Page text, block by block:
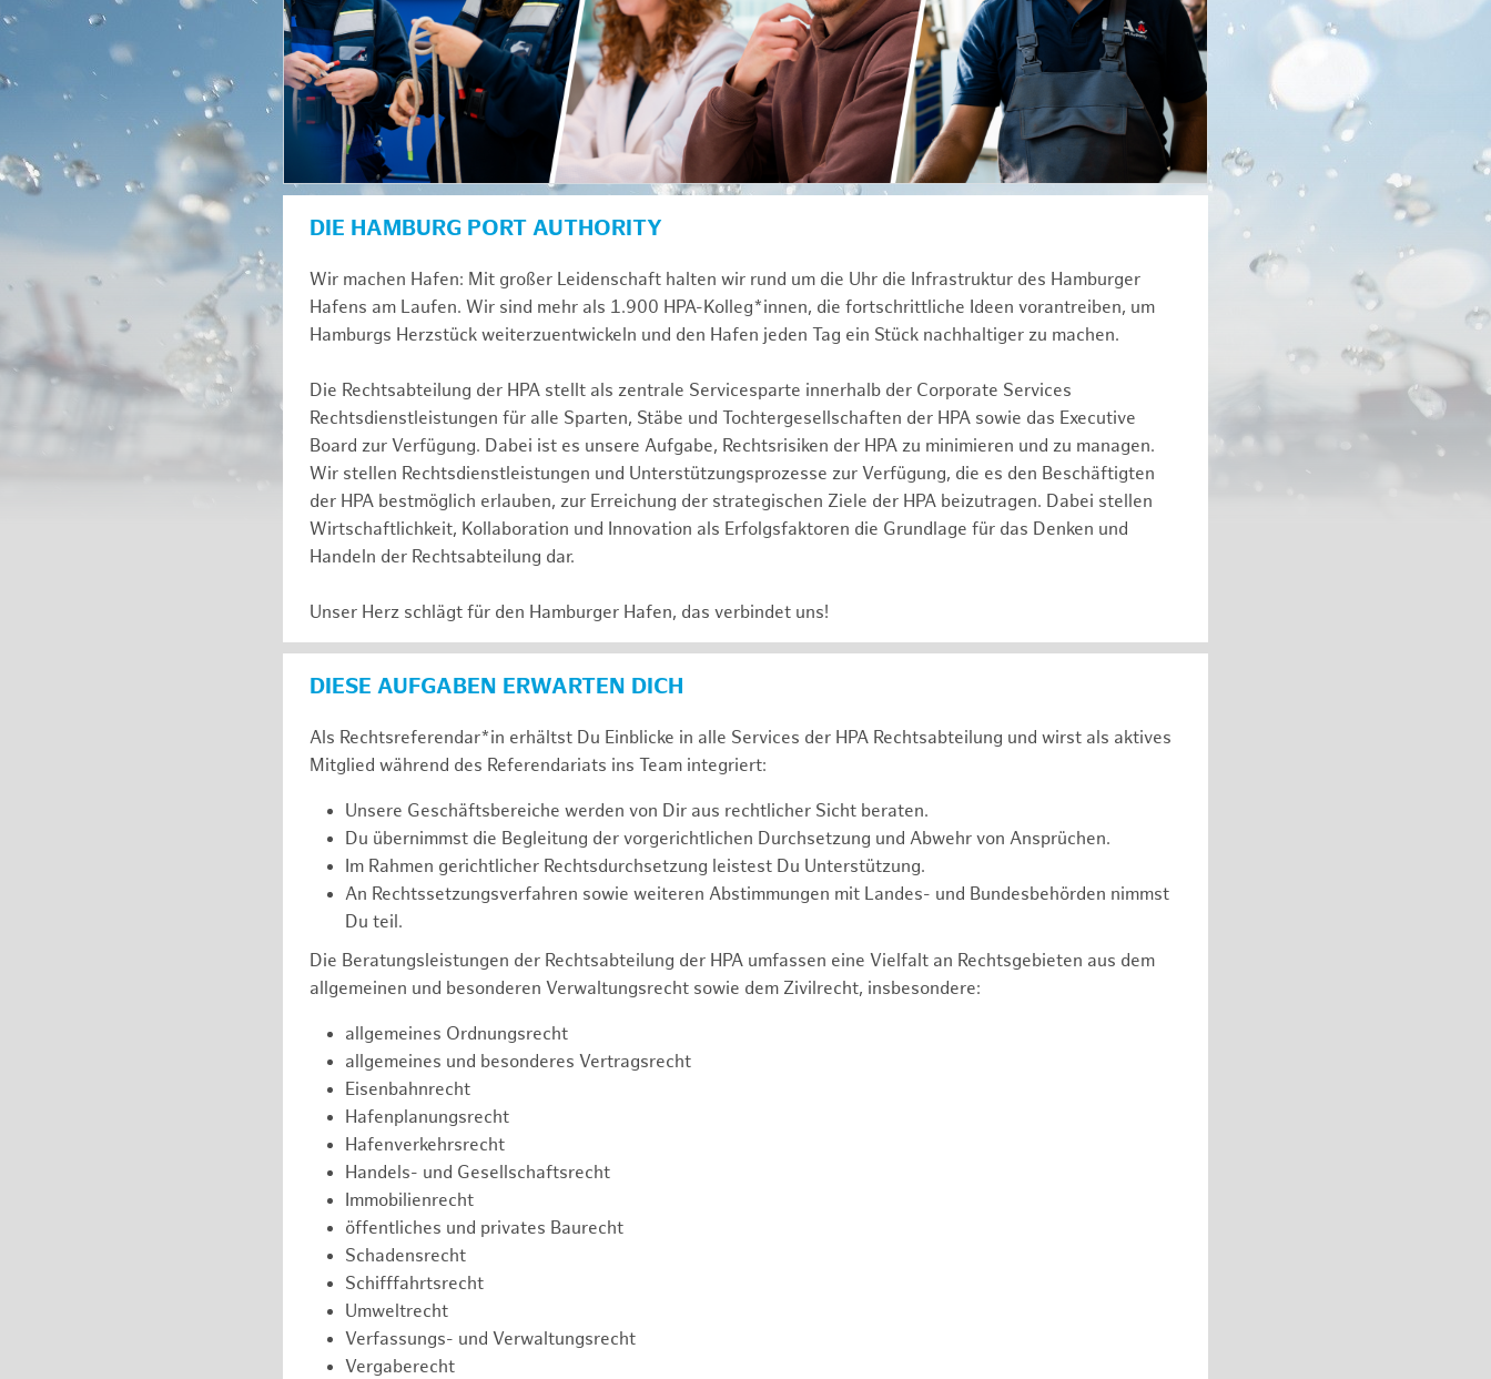
DIE HAMBURG PORT AUTHORITY
Wir machen Hafen: Mit großer Leidenschaft halten wir rund um die Uhr die Infrastruktur des Hamburger
Hafens am Laufen. Wir sind mehr als 1.900 HPA-Kolleg*innen, die fortschrittliche Ideen vorantreiben, um
Hamburgs Herzstück weiterzuentwickeln und den Hafen jeden Tag ein Stück nachhaltiger zu machen.
Die Rechtsabteilung der HPA stellt als zentrale Servicesparte innerhalb der Corporate Services
Rechtsdienstleistungen für alle Sparten, Stäbe und Tochtergesellschaften der HPA sowie das Executive
Board zur Verfügung. Dabei ist es unsere Aufgabe, Rechtsrisiken der HPA zu minimieren und zu managen.
Wir stellen Rechtsdienstleistungen und Unterstützungsprozesse zur Verfügung, die es den Beschäftigten
der HPA bestmöglich erlauben, zur Erreichung der strategischen Ziele der HPA beizutragen. Dabei stellen
Wirtschaftlichkeit, Kollaboration und Innovation als Erfolgsfaktoren die Grundlage für das Denken und
Handeln der Rechtsabteilung dar.
Unser Herz schlägt für den Hamburger Hafen, das verbindet uns!
DIESE AUFGABEN ERWARTEN DICH
Als Rechtsreferendar*in erhältst Du Einblicke in alle Services der HPA Rechtsabteilung und wirst als aktives
Mitglied während des Referendariats ins Team integriert:
Unsere Geschäftsbereiche werden von Dir aus rechtlicher Sicht beraten.
Du übernimmst die Begleitung der vorgerichtlichen Durchsetzung und Abwehr von Ansprüchen.
Im Rahmen gerichtlicher Rechtsdurchsetzung leistest Du Unterstützung.
An Rechtssetzungsverfahren sowie weiteren Abstimmungen mit Landes- und Bundesbehörden nimmst
Du teil.
Die Beratungsleistungen der Rechtsabteilung der HPA umfassen eine Vielfalt an Rechtsgebieten aus dem
allgemeinen und besonderen Verwaltungsrecht sowie dem Zivilrecht, insbesondere:
allgemeines Ordnungsrecht
allgemeines und besonderes Vertragsrecht
Eisenbahnrecht
Hafenplanungsrecht
Hafenverkehrsrecht
Handels- und Gesellschaftsrecht
Immobilienrecht
öffentliches und privates Baurecht
Schadensrecht
Schifffahrtsrecht
Umweltrecht
Verfassungs- und Verwaltungsrecht
Vergaberecht